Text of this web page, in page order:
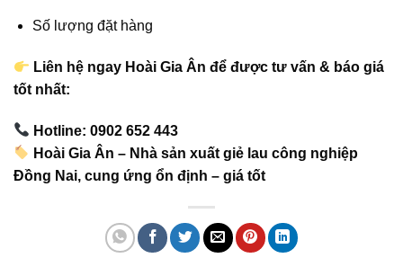
Số lượng đặt hàng
Liên hệ ngay Hoài Gia Ân để được tư vấn & báo giá
tốt nhất:
Hotline: 0902 652 443
Hoài Gia Ân – Nhà sản xuất giẻ lau công nghiệp
Đồng Nai, cung ứng ổn định – giá tốt